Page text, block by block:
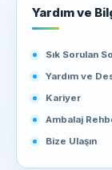
Yardım ve
Sık Sorulan
Yardım ve
Kariyer
Ambalaj
Bize Ulaşın